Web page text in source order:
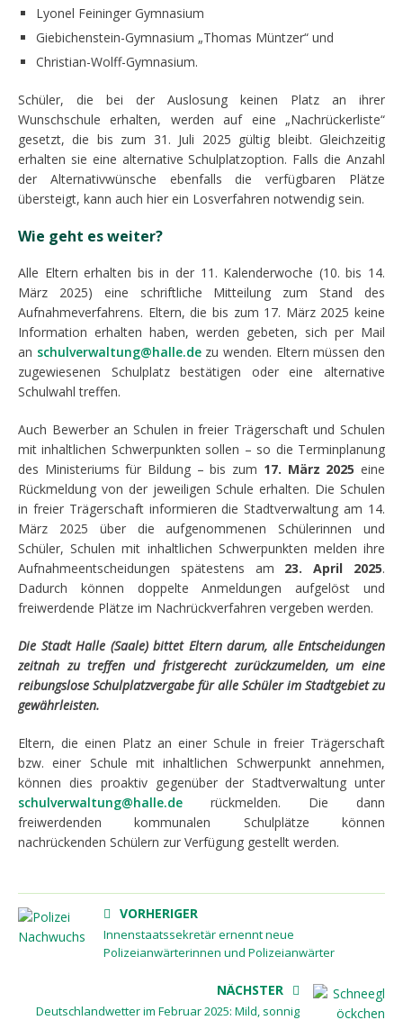
Lyonel Feininger Gymnasium
Giebichenstein-Gymnasium „Thomas Müntzer“ und
Christian-Wolff-Gymnasium.
Schüler, die bei der Auslosung keinen Platz an ihrer
Wunschschule erhalten, werden auf eine „Nachrückerliste“
gesetzt, die bis zum 31. Juli 2025 gültig bleibt. Gleichzeitig
erhalten sie eine alternative Schulplatzoption. Falls die Anzahl
der Alternativwünsche ebenfalls die verfügbaren Plätze
übersteigt, kann auch hier ein Losverfahren notwendig sein.
Wie geht es weiter?
Alle Eltern erhalten bis in der 11. Kalenderwoche (10. bis 14.
März 2025) eine schriftliche Mitteilung zum Stand des
Aufnahmeverfahrens. Eltern, die bis zum 17. März 2025 keine
Information erhalten haben, werden gebeten, sich per Mail
an schulverwaltung@halle.dezu wenden. Eltern müssen den
zugewiesenen Schulplatz bestätigen oder eine alternative
Schulwahl treffen.
Auch Bewerber an Schulen in freier Trägerschaft und Schulen
mit inhaltlichen Schwerpunkten sollen – so die Terminplanung
des Ministeriums für Bildung – bis zum 17. März 2025 eine
Rückmeldung von der jeweiligen Schule erhalten. Die Schulen
in freier Trägerschaft informieren die Stadtverwaltung am 14.
März 2025 über die aufgenommenen Schülerinnen und
Schüler, Schulen mit inhaltlichen Schwerpunkten melden ihre
Aufnahmeentscheidungen spätestens am 23. April 2025.
Dadurch können doppelte Anmeldungen aufgelöst und
freiwerdende Plätze im Nachrückverfahren vergeben werden.
Die Stadt Halle (Saale) bittet Eltern darum, alle Entscheidungen
zeitnah zu treffen und fristgerecht zurückzumelden, um eine
reibungslose Schulplatzvergabe für alle Schüler im Stadtgebiet zu
gewährleisten.
Eltern, die einen Platz an einer Schule in freier Trägerschaft
bzw. einer Schule mit inhaltlichen Schwerpunkt annehmen,
können dies proaktiv gegenüber der Stadtverwaltung unter
schulverwaltung@halle.de rückmelden. Die dann
freiwerdenden kommunalen Schulplätze können
nachrückenden Schülern zur Verfügung gestellt werden.
VORHERIGER
Innenstaatssekretär ernennt neue
Polizeianwärterinnen und Polizeianwärter
NÄCHSTER
Deutschlandwetter im Februar 2025: Mild, sonnig